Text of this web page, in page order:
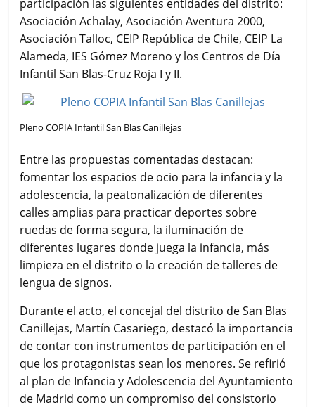
participación las siguientes entidades del distrito:
Asociación Achalay, Asociación Aventura 2000,
Asociación Talloc, CEIP República de Chile, CEIP La
Alameda, IES Gómez Moreno y los Centros de Día
Infantil San Blas-Cruz Roja I y II.
Pleno COPIA Infantil San Blas Canillejas
Entre las propuestas comentadas destacan:
fomentar los espacios de ocio para la infancia y la
adolescencia, la peatonalización de diferentes
calles amplias para practicar deportes sobre
ruedas de forma segura, la iluminación de
diferentes lugares donde juega la infancia, más
limpieza en el distrito o la creación de talleres de
lengua de signos.
Durante el acto, el concejal del distrito de San Blas
Canillejas, Martín Casariego, destacó la importancia
de contar con instrumentos de participación en el
que los protagonistas sean los menores. Se refirió
al plan de Infancia y Adolescencia del Ayuntamiento
de Madrid como un compromiso del consistorio